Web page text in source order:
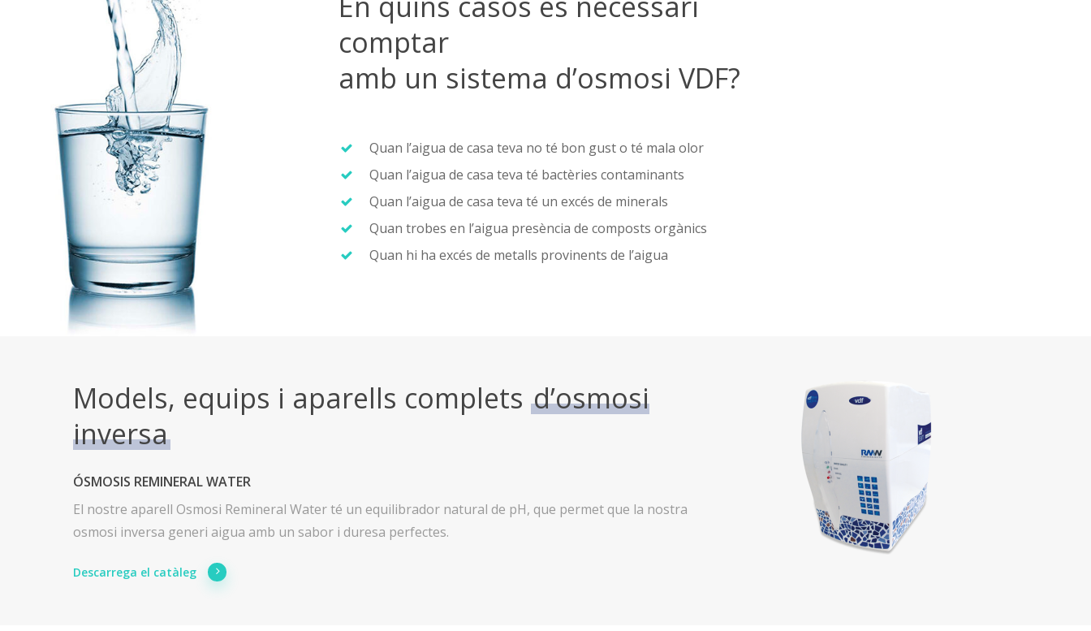
comptar
amb un sistema d’osmosi VDF?
Quan l’aigua de casa teva no té bon gust o té mala olor
Quan l’aigua de casa teva té bactèries contaminants
Quan l’aigua de casa teva té un excés de minerals
Quan trobes en l’aigua presència de composts orgànics
Quan hi ha excés de metalls provinents de l’aigua
Models, equips i aparells completsd’osmosi
inversa
ÓSMOSIS REMINERAL WATER
El nostre aparell Osmosi Remineral Water té un equilibrador natural de pH, que permet que la nostra
osmosi inversa generi aigua amb un sabor i duresa perfectes.
Descarrega el catàleg